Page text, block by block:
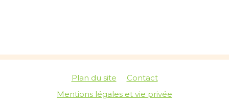
Plan du site
Contact
Mentions légales et vie privée